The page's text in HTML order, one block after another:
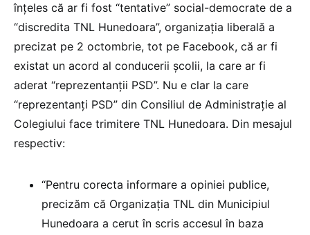
înțeles că ar fi fost “tentative” social-democrate de a
“discredita TNL Hunedoara”, organizația liberală a
precizat pe 2 octombrie, tot pe Facebook, că ar fi
existat un acord al conducerii școlii, la care ar fi
aderat “reprezentanții PSD”. Nu e clar la care
“reprezentanți PSD” din Consiliul de Administrație al
Colegiului face trimitere TNL Hunedoara. Din mesajul
respectiv:
“Pentru corecta informare a opiniei publice,
precizăm că Organizația TNL din Municipiul
Hunedoara a cerut în scris accesul în baza